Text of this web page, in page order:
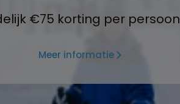
€75 korting per persoon
Meer informatie